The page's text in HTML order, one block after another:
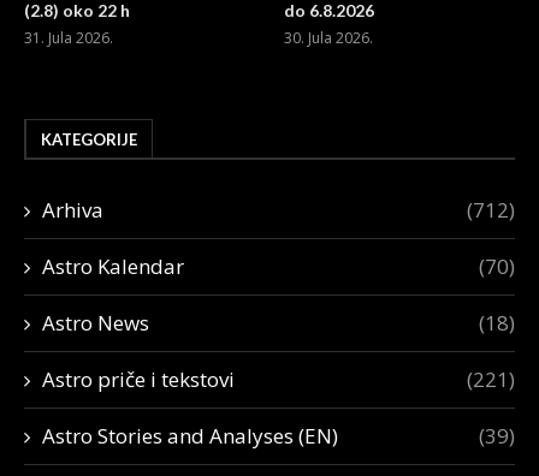
(2.8) oko 22 h
31. Jula 2026.
do 6.8.2026
30. Jula 2026.
KATEGORIJE
Arhiva (712)
Astro Kalendar (70)
Astro News (18)
Astro priče i tekstovi (221)
Astro Stories and Analyses (EN) (39)